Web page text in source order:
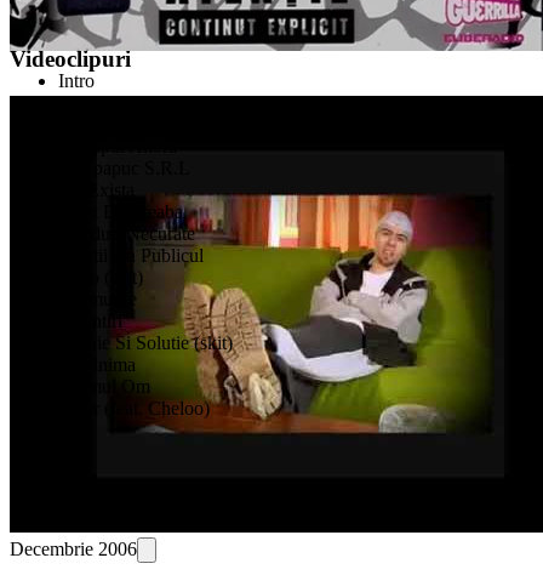
Intro
Semnale (feat. Cheloo)
Baiat De Treaba
Ganduri Necurate
Relatii Cu Publicul
Yooo (skit)
Drumurile
Amintiri
Opinie Si Solutie (skit)
Din Inima
Ultimul Om
Bizar (feat. Cheloo)
Spike
Videoclipuri
Decembrie 2006